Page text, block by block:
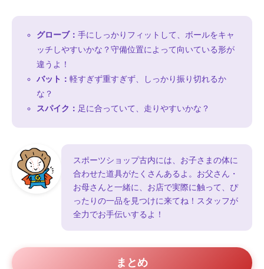
グローブ： 手にしっかりフィットして、ボールをキャ
ッチしやすいかな？守備位置によって向いている形が
違うよ！
バット： 軽すぎず重すぎず、しっかり振り切れるか
な？
スパイク： 足に合っていて、走りやすいかな？
スポーツショップ古内には、お子さまの体に
合わせた道具がたくさんあるよ。お父さん・
お母さんと一緒に、お店で実際に触って、ぴ
ったりの一品を見つけに来てね！スタッフが
全力でお手伝いするよ！
まとめ